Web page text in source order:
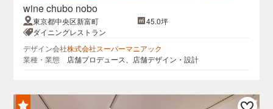
wine chubo nobo
東京都中央区新富町
45.0坪
ダイニングレストラン
デザイン会社株式会社スーパーマニアック
業種・業態
店舗プロデュース、店舗デザイン・設計